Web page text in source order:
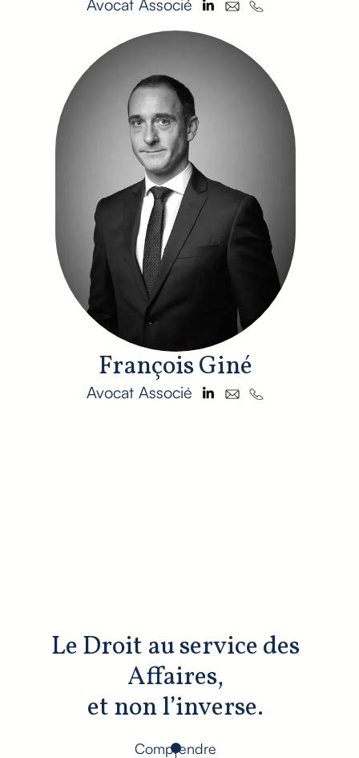
Avocat Associé
François Giné
Avocat Associé
Le Droit au service des
Affaires,
et non l’inverse.
Comprendre